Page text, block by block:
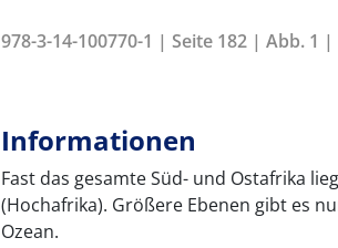
978-3-14-100770-1 | Seite 182 | Abb. 1
Informationen
Fast das gesamte Süd- und Ostafrika
(Hochafrika). Größere Ebenen gibt es
Ozean.